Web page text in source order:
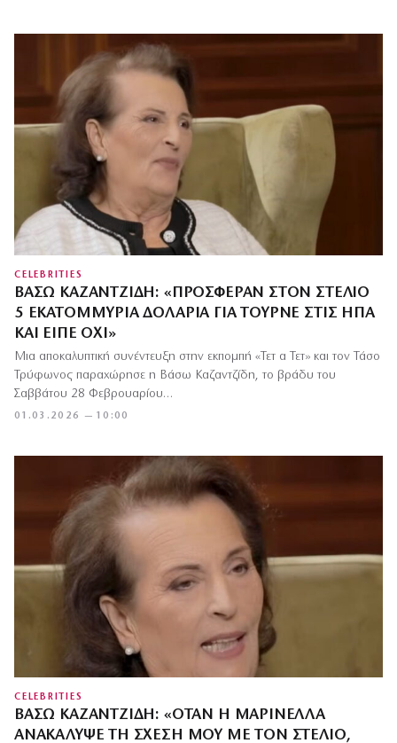
CELEBRITIES
ΒΆΣΩ ΚΑΖΑΝΤΖΊΔΗ: «ΠΡΌΣΦΕΡΑΝ ΣΤΟΝ ΣΤΈΛΙΟ
5 ΕΚΑΤΟΜΜΎΡΙΑ ΔΟΛΆΡΙΑ ΓΙΑ ΤΟΥΡΝΈ ΣΤΙΣ ΗΠΑ
ΚΑΙ ΕΊΠΕ ΌΧΙ»
01.03.2026 — 10:00
Μια αποκαλυπτική συνέντευξη στην εκπομπή «Τετ α Τετ» και τον Τάσο
Τρύφωνος παραχώρησε η Βάσω Καζαντζίδη, το βράδυ του
Σαββάτου 28 Φεβρουαρίου…
CELEBRITIES
ΒΆΣΩ ΚΑΖΑΝΤΖΊΔΗ: «ΌΤΑΝ Η ΜΑΡΙΝΈΛΛΑ
ΑΝΑΚΆΛΥΨΕ ΤΗ ΣΧΈΣΗ ΜΟΥ ΜΕ ΤΟΝ ΣΤΈΛΙΟ,